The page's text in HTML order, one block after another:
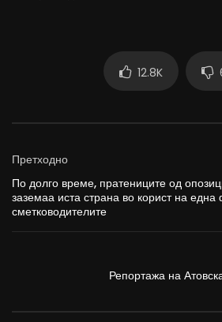
12.8K
Претходно
По долго време, пратениците од
заземаа иста страна во корист на
сметководителите
Репортажа на